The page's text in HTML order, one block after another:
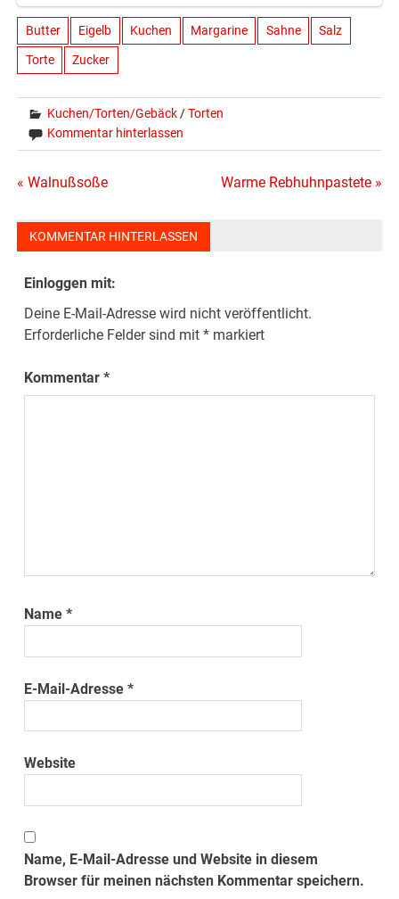
Butter Eigelb Kuchen Margarine Sahne Salz
Torte Zucker
Kuchen/Torten/Gebäck/Torten
Kommentar hinterlassen
Beitragsnavigation
« Walnußsoße Warme Rebhuhnpastete »
KOMMENTAR HINTERLASSEN
Einloggen mit:
Deine E-Mail-Adresse wird nicht veröffentlicht.
Erforderliche Felder sind mit* markiert
Kommentar*
Name*
E-Mail-Adresse*
Website
Name, E-Mail-Adresse und Website in diesem
Browser für meinen nächsten Kommentar speichern.